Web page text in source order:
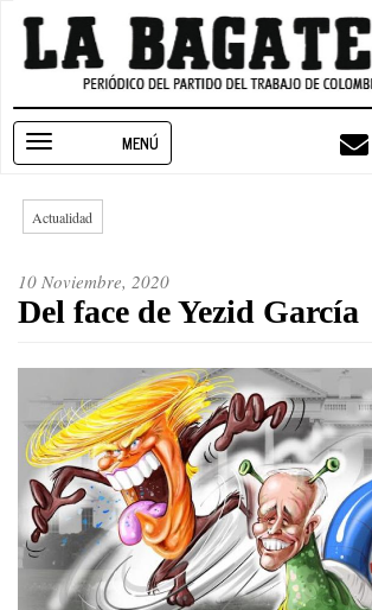
Pasar
contenido
navigation
Actualidad
10 Noviembre, 2020
Del face de Yezid García